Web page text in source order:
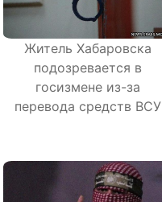
Житель Хабаровска
подозревается в
госизмене из-за
перевода средств ВСУ